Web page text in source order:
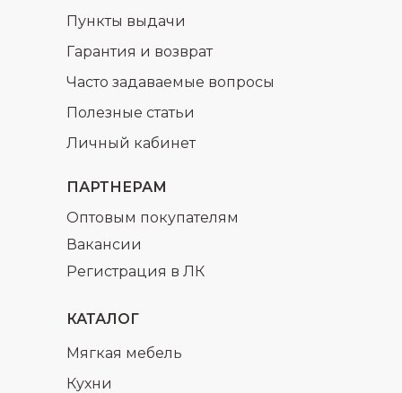
ПАРТНЕРАМ
Регистрация в ЛК
Оптовым покупателям
Вакансии
КАТАЛОГ
Кухни
Мягкая мебель
Часто задаваемые вопросы
Гарантия и возврат
Полезные статьи
Пункты выдачи
Личный кабинет